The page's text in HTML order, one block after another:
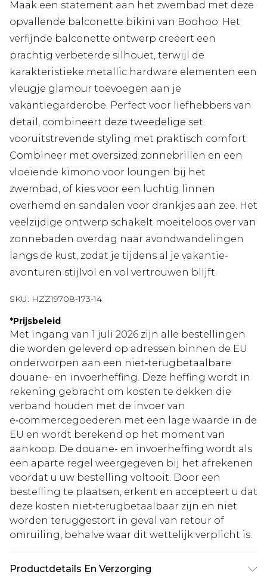
Maak een statement aan het zwembad met deze
opvallende balconette bikini van Boohoo. Het
verfijnde balconette ontwerp creëert een
prachtig verbeterde silhouet, terwijl de
karakteristieke metallic hardware elementen een
vleugje glamour toevoegen aan je
vakantiegarderobe. Perfect voor liefhebbers van
detail, combineert deze tweedelige set
vooruitstrevende styling met praktisch comfort.
Combineer met oversized zonnebrillen en een
vloeiende kimono voor loungen bij het
zwembad, of kies voor een luchtig linnen
overhemd en sandalen voor drankjes aan zee. Het
veelzijdige ontwerp schakelt moeiteloos over van
zonnebaden overdag naar avondwandelingen
langs de kust, zodat je tijdens al je vakantie-
avonturen stijlvol en vol vertrouwen blijft.
SKU: HZZ19708-173-14
*Prijsbeleid
Met ingang van 1 juli 2026 zijn alle bestellingen
die worden geleverd op adressen binnen de EU
onderworpen aan een niet‑terugbetaalbare
douane- en invoerheffing. Deze heffing wordt in
rekening gebracht om kosten te dekken die
verband houden met de invoer van
e‑commercegoederen met een lage waarde in de
EU en wordt berekend op het moment van
aankoop. De douane- en invoerheffing wordt als
een aparte regel weergegeven bij het afrekenen
voordat u uw bestelling voltooit. Door een
bestelling te plaatsen, erkent en accepteert u dat
deze kosten niet‑terugbetaalbaar zijn en niet
worden teruggestort in geval van retour of
omruiling, behalve waar dit wettelijk verplicht is.
Productdetails En Verzorging